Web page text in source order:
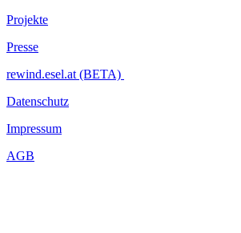
Projekte
Presse
rewind.esel.at (BETA)
Datenschutz
Impressum
AGB